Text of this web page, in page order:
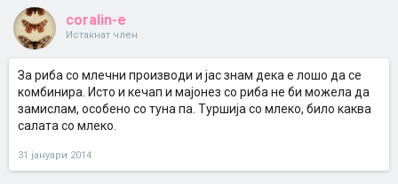
coralin-e
Истакнат член
За риба со млечни производи и јас знам дека е лошо да се
комбинира. Исто и кечап и мајонез со риба не би можела да
замислам, особено со туна па. Туршија со млеко, било каква
салата со млеко.
31 јануари 2014